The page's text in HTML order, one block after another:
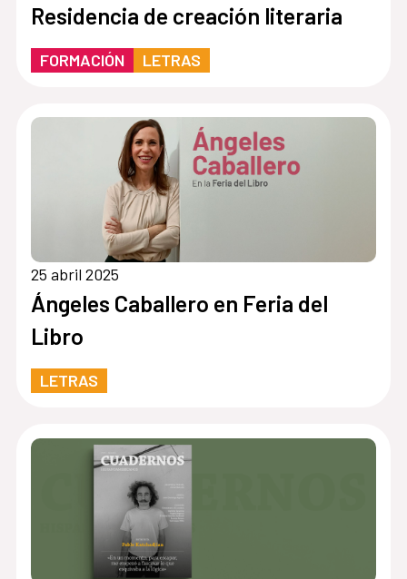
Residencia de creación literaria
FORMACIÓN LETRAS
25 abril 2025
Ángeles Caballero en Feria del
Libro
LETRAS